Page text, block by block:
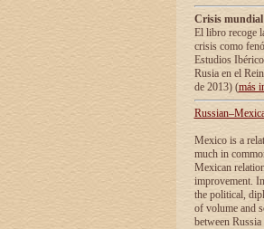
Crisis
El libro recoge
crisis como
Estudios
Rusia en el
de 2013) (más
Mexico is a
much in
Mexican
improvement.
the political,
of volume and
between